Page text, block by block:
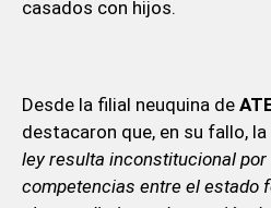
casados con hijos.
Desde la filial neuquina de
destacaron que, en su fallo,
ley resulta inconstitucional por
competencias entre el estado